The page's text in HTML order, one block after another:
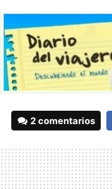
2 comentarios